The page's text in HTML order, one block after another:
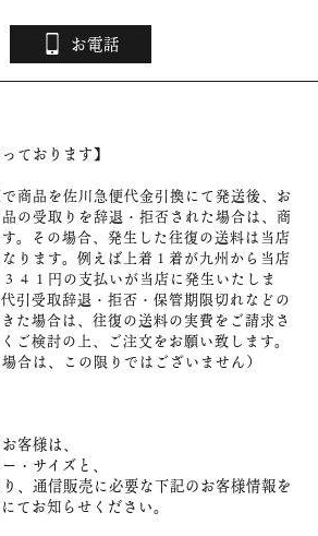
お電話
ております】
商品を佐川急便代金引換にて発送後、お
の受取りを辞退・拒否された場合は、商
。その場合、発生した往復の送料は当店
ります。例えば上着１着が九州から当店
４１円の支払いが当店に発生いたしま
引受取辞退・拒否・保管期限切れなどの
た場合は、往復の送料の実費をご請求さ
ご検討の上、ご注文をお願い致します。
合は、この限りではございません）
客様は、
・サイズと、
、通信販売に必要な下記のお客様情報を
てお知らせください。